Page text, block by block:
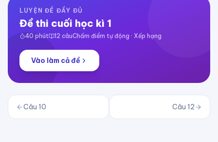
LUYỆN ĐỀ ĐẦY ĐỦ
Đề thi cuối học kì 1
40 phút 12 câuChấm điểm tự động · Xếp hạng
Vào làm cả đề
Câu 10 Câu 12